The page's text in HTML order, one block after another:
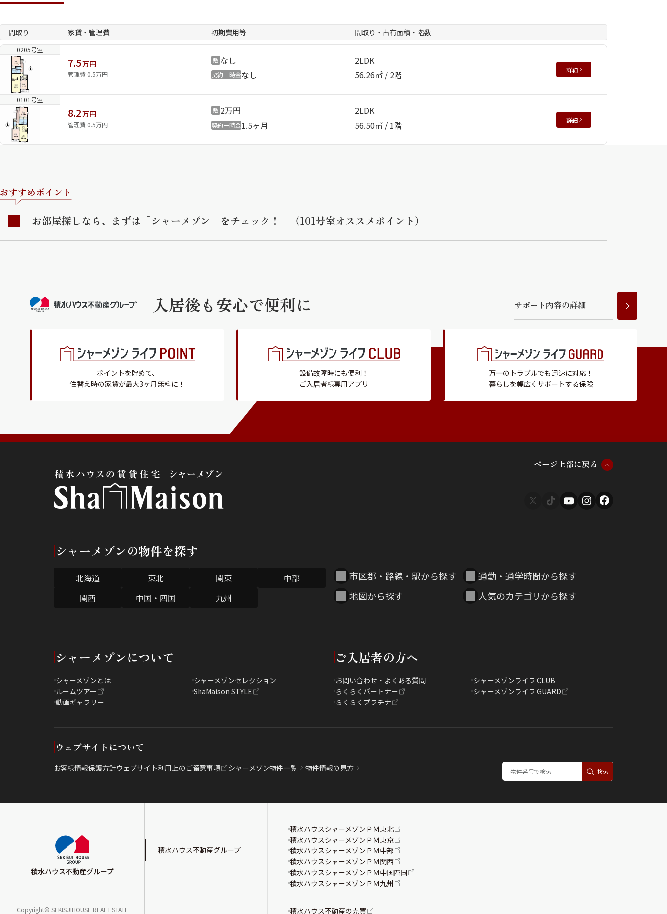
間取り 家賃・管理費 初期費用等 間取り・占有面積・階数
0205号室
7.5万円
管理費 0.5万円
敷なし
契約一時金なし
2LDK
56.26㎡ / 2階
詳細
0101号室
8.2万円
管理費 0.5万円
敷2万円
契約一時金1.5ヶ月
2LDK
56.50㎡ / 1階
詳細
おすすめポイント
お部屋探しなら、まずは「シャーメゾン」をチェック！ （101号室オススメポイント）
入居後も安心で便利に サポー ト内容の詳細
ポイントを貯めて、
住替え時の家賃が最大3ヶ月無料に！
設備故障時にも便利！
ご入居者様専用アプリ
万一のトラブルでも迅速に対応！
暮らしを幅広くサポートする保険
ページ上部に戻る
シャーメゾンの物件を探す
北海道 東北 関東
中部
関西
中国・四国 九州
市区郡・路線・駅から探す
通勤・通学時間から探す
地図から探す
人気のカテゴリから探す
シャーメゾンについて
シャーメゾンとは
シャーメゾンセレクション
ルームツアー
ShaMaison STYLE
動画ギャラリー
ご入居者の方へ
お問い合わせ・よくある質問
シャーメゾンライフ CLUB
らくらくパートナー
シャーメゾンライフ GUARD
らくらくプラチナ
ウェブサイトについて
お客様情報保護方針ウェブサイト利用上のご留意事項 シャーメゾン物件一覧 物件情報の見方
積水ハウス不動産グループ
Copyright© SEKISUIHOUSE REAL ESTATE
積水ハウス不動産グループ
積水ハウスシャーメゾンＰＭ東北
積水ハウスシャーメゾンＰＭ東京
積水ハウスシャーメゾンＰＭ中部
積水ハウスシャーメゾンＰＭ関西
積水ハウスシャーメゾンＰＭ中国四国
積水ハウスシャーメゾンＰＭ九州
積水ハウス不動産の売買